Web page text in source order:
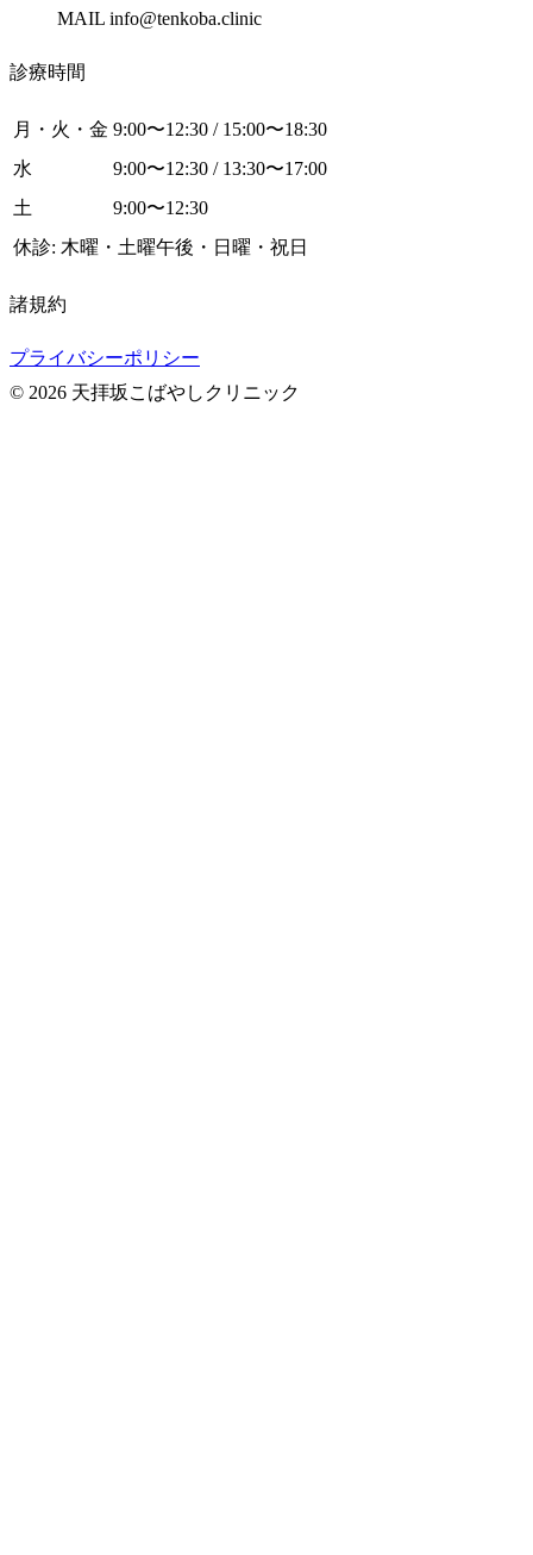
MAIL info@tenkoba.clinic
診療時間
月・火・金 9:00〜12:30 / 15:00〜18:30
水
9:00〜12:30 / 13:30〜17:00
土
9:00〜12:30
休診: 木曜・土曜午後・日曜・祝日
諸規約
プライバシーポリシー
© 2026 天拝坂こばやしクリニック